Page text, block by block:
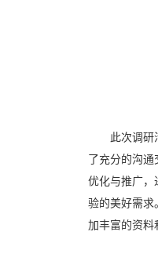
此次调研
了充分的沟
优化与推广，
验的美好需求
加丰富的资料